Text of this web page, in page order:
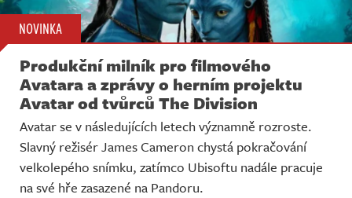
NOVINKA
Produkční milník pro filmového
Avatara a zprávy o herním projektu
Avatar od tvůrců The Division
Avatar se v následujících letech významně rozroste.
Slavný režisér James Cameron chystá pokračování
velkolepého snímku, zatímco Ubisoftu nadále pracuje
na své hře zasazené na Pandoru.